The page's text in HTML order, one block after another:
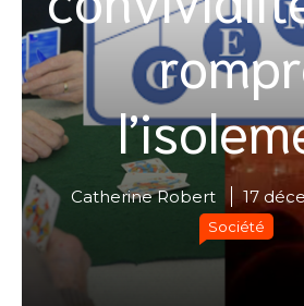
Catherine Robert 17
Société